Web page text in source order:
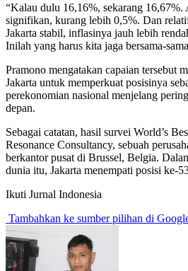
“Kalau dulu 16,16%, sekarang
signifikan, kurang lebih 0,5%. Dan
Jakarta stabil, inflasinya jauh lebih
Inilah yang harus kita jaga bersama-
Pramono mengatakan capaian tersebut
Jakarta untuk memperkuat posisinya
perekonomian nasional menjelang
depan.
Sebagai catatan, hasil survei World’s
Resonance Consultancy, sebuah
berkantor pusat di Brussel, Belgia.
dunia itu, Jakarta menempati posisi ke-
Ikuti Jurnal Indonesia
Tambahkan ke sumber pilihan di